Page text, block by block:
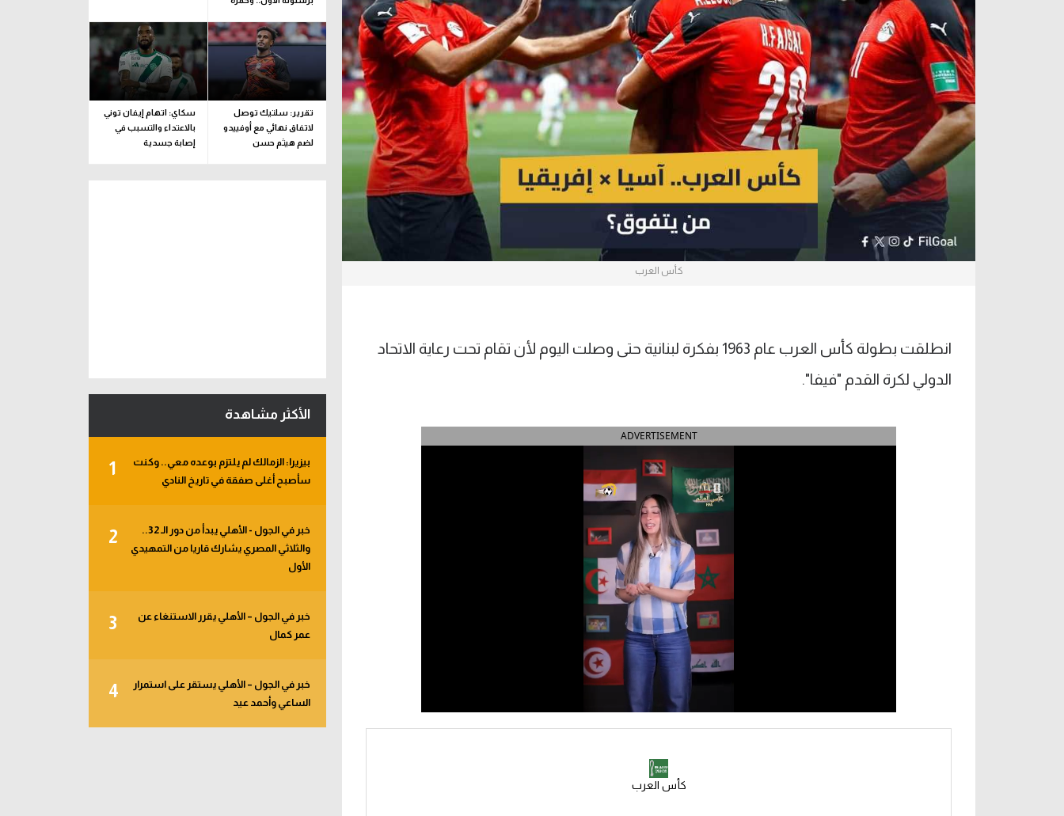
آراء حرة
ركن الألعاب
الدوري السعودي للمحترفين
دوري أبطال أوروبا
دوري أبطال إفريقيا
كل البطولات
دوري أبطال أوروبا
القسم الثاني
رياضات أخرى
آسيا
أمريكا
ركن الألعاب
كأس العرب
انطلقت بطولة كأس العرب عام 1963 بفكرة لبنانية حتى وصلت اليوم لأن تقام تحت رعاية الاتحاد
الدولي لكرة القدم "فيفا".
ADVERTISEMENT
كأس العرب
تقرير: سلتيك توصل
لاتفاق نهائي مع أوفييدو
لضم هيثم حسن
سكاي: اتهام إيفان توني
بالاعتداء والتسبب في
إصابة جسدية
الأكثر مشاهدة
1
بيزيرا: الزمالك لم يلتزم بوعده معي.. وكنت
سأصبح أغلى صفقة في تاريخ النادي
2
خبر في الجول - الأهلي يبدأ من دور الـ 32..
والثلاثي المصري يشارك قاريا من التمهيدي
الأول
3
خبر في الجول – الأهلي يقرر الاستنغاء عن
عمر كمال
4
خبر في الجول – الأهلي يستقر على استمرار
الساعي وأحمد عيد